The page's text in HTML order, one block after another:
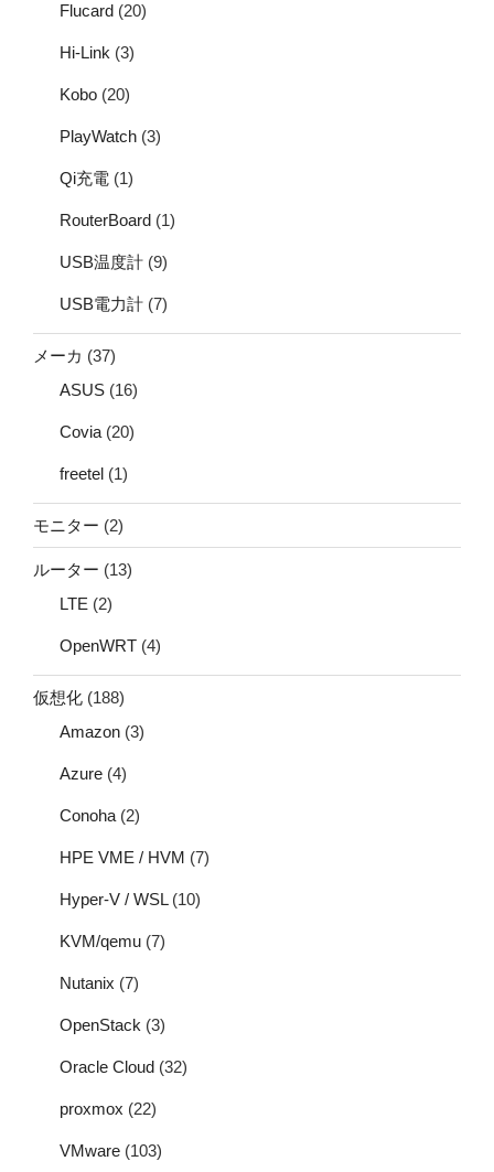
Flucard (20)
Hi-Link (3)
Kobo (20)
PlayWatch (3)
Qi充電 (1)
RouterBoard (1)
USB温度計 (9)
USB電力計 (7)
メーカ (37)
ASUS (16)
Covia (20)
freetel (1)
モニター (2)
ルーター (13)
LTE (2)
OpenWRT (4)
仮想化 (188)
Amazon (3)
Azure (4)
Conoha (2)
HPE VME / HVM (7)
Hyper-V / WSL(10)
KVM/qemu (7)
Nutanix (7)
OpenStack (3)
Oracle Cloud (32)
proxmox (22)
VMware (103)